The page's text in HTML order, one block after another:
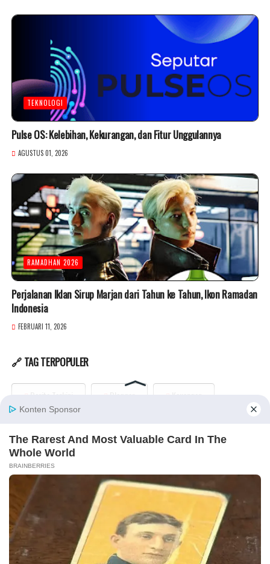
TEKNOLOGI
Pulse OS: Kelebihan, Kekurangan, dan Fitur Unggulannya
AGUSTUS 01, 2026
RAMADHAN 2026
Perjalanan Iklan Sirup Marjan dari Tahun ke Tahun, Ikon Ramadan
Indonesia
FEBRUARI 11, 2026
🔗 TAG TERPOPULER